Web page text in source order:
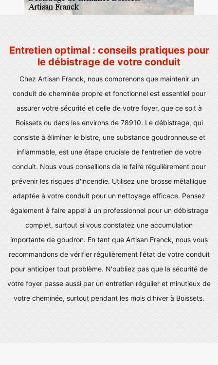
Entretien optimal : conseils pratiques pour
le débistrage de votre conduit
Chez Artisan Franck, nous comprenons que maintenir un
conduit de cheminée propre et fonctionnel est essentiel pour
assurer votre sécurité et celle de votre foyer, que ce soit à
Boissets ou dans les environs de 78910. Le débistrage, qui
consiste à éliminer le bistre, une substance goudronneuse et
inflammable, est une étape cruciale de l'entretien de votre
conduit. Nous vous conseillons de le faire régulièrement pour
prévenir les risques d'incendie. Utilisez une brosse métallique
adaptée à votre conduit pour un nettoyage efficace. Pensez
également à faire appel à un professionnel pour un débistrage
complet, surtout si vous constatez une accumulation
importante de goudron. En tant que Artisan Franck, nous vous
recommandons de vérifier régulièrement l'état de votre conduit
pour anticiper tout problème. N'oubliez pas que la sécurité de
votre foyer passe aussi par un entretien régulier et minutieux de
votre cheminée, surtout pendant les mois d'hiver à Boissets.